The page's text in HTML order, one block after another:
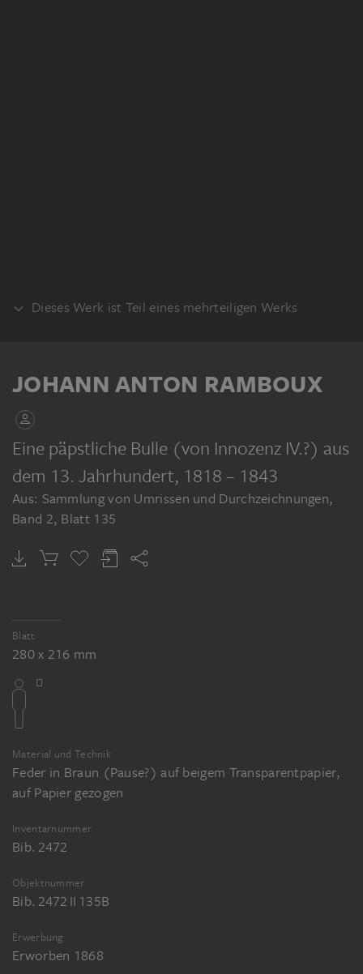
Dieses Werk ist Teil eines mehrteiligen Werks
JOHANN ANTON RAMBOUX
Sammlung von Umrissen und Durchzeichnungen, Band 2
JOHANN ANTON RAMBOUX
Eine päpstliche Bulle (von Innozenz IV.?) aus
dem 13. Jahrhundert, 1818 – 1843
Aus: Sammlung von Umrissen und Durchzeichnungen,
Band 2, Blatt 135
Blatt
280 x 216 mm
Material und Technik
Feder in Braun (Pause?) auf beigem Transparentpapier,
auf Papier gezogen
Inventarnummer
Bib. 2472
Objektnummer
Bib. 2472 II 135B
Erwerbung
Erworben 1868